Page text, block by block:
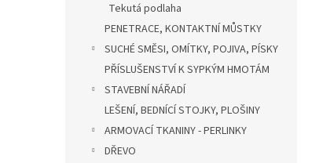
Tekutá podlaha
PENETRACE, KONTAKTNÍ MŮSTKY
SUCHÉ SMĚSI, OMÍTKY, POJIVA, PÍSKY
PŘÍSLUŠENSTVÍ K SYPKÝM HMOTÁM
STAVEBNÍ NÁŘADÍ
LEŠENÍ, BEDNÍCÍ STOJKY, PLOŠINY
ARMOVACÍ TKANINY - PERLINKY
DŘEVO